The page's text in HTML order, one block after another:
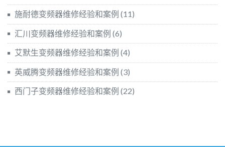
施耐德变频器维修经验和案例 (11)
汇川变频器维修经验和案例 (6)
艾默生变频器维修经验和案例 (4)
英威腾变频器维修经验和案例 (3)
西门子变频器维修经验和案例 (22)